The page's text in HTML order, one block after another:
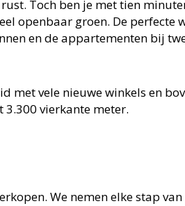
Toch ben je met tien
openbaar groen. De perfecte
en de appartementen bij
vele nieuwe winkels en
vierkante meter.
We nemen elke stap